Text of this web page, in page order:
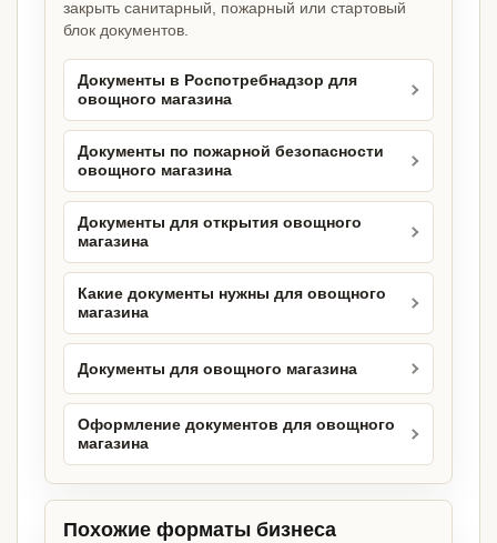
закрыть санитарный, пожарный или стартовый
блок документов.
Документы в Роспотребнадзор для
овощного магазина
Документы по пожарной безопасности
овощного магазина
Документы для открытия овощного
магазина
Какие документы нужны для овощного
магазина
Документы для овощного магазина
Оформление документов для овощного
магазина
Похожие форматы бизнеса